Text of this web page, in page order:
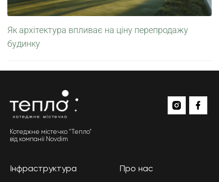
Як архітектура впливає на ціну перепродажу
будинку
Котеджне містечко “Тепло”
від компанії Novdim
Інфраструктура Про нас